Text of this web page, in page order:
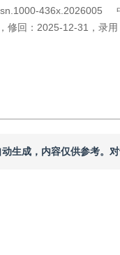
436x.2026005
， 修回： 2025-12-31 ， 录用
生成，内容仅供参考。